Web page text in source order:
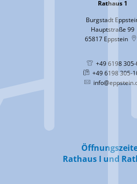
Rathaus 1
Burgstadt
Hauptstraße 99
65817 Eppstein
+49 6198
+49 6198 305-
Rathaus I und